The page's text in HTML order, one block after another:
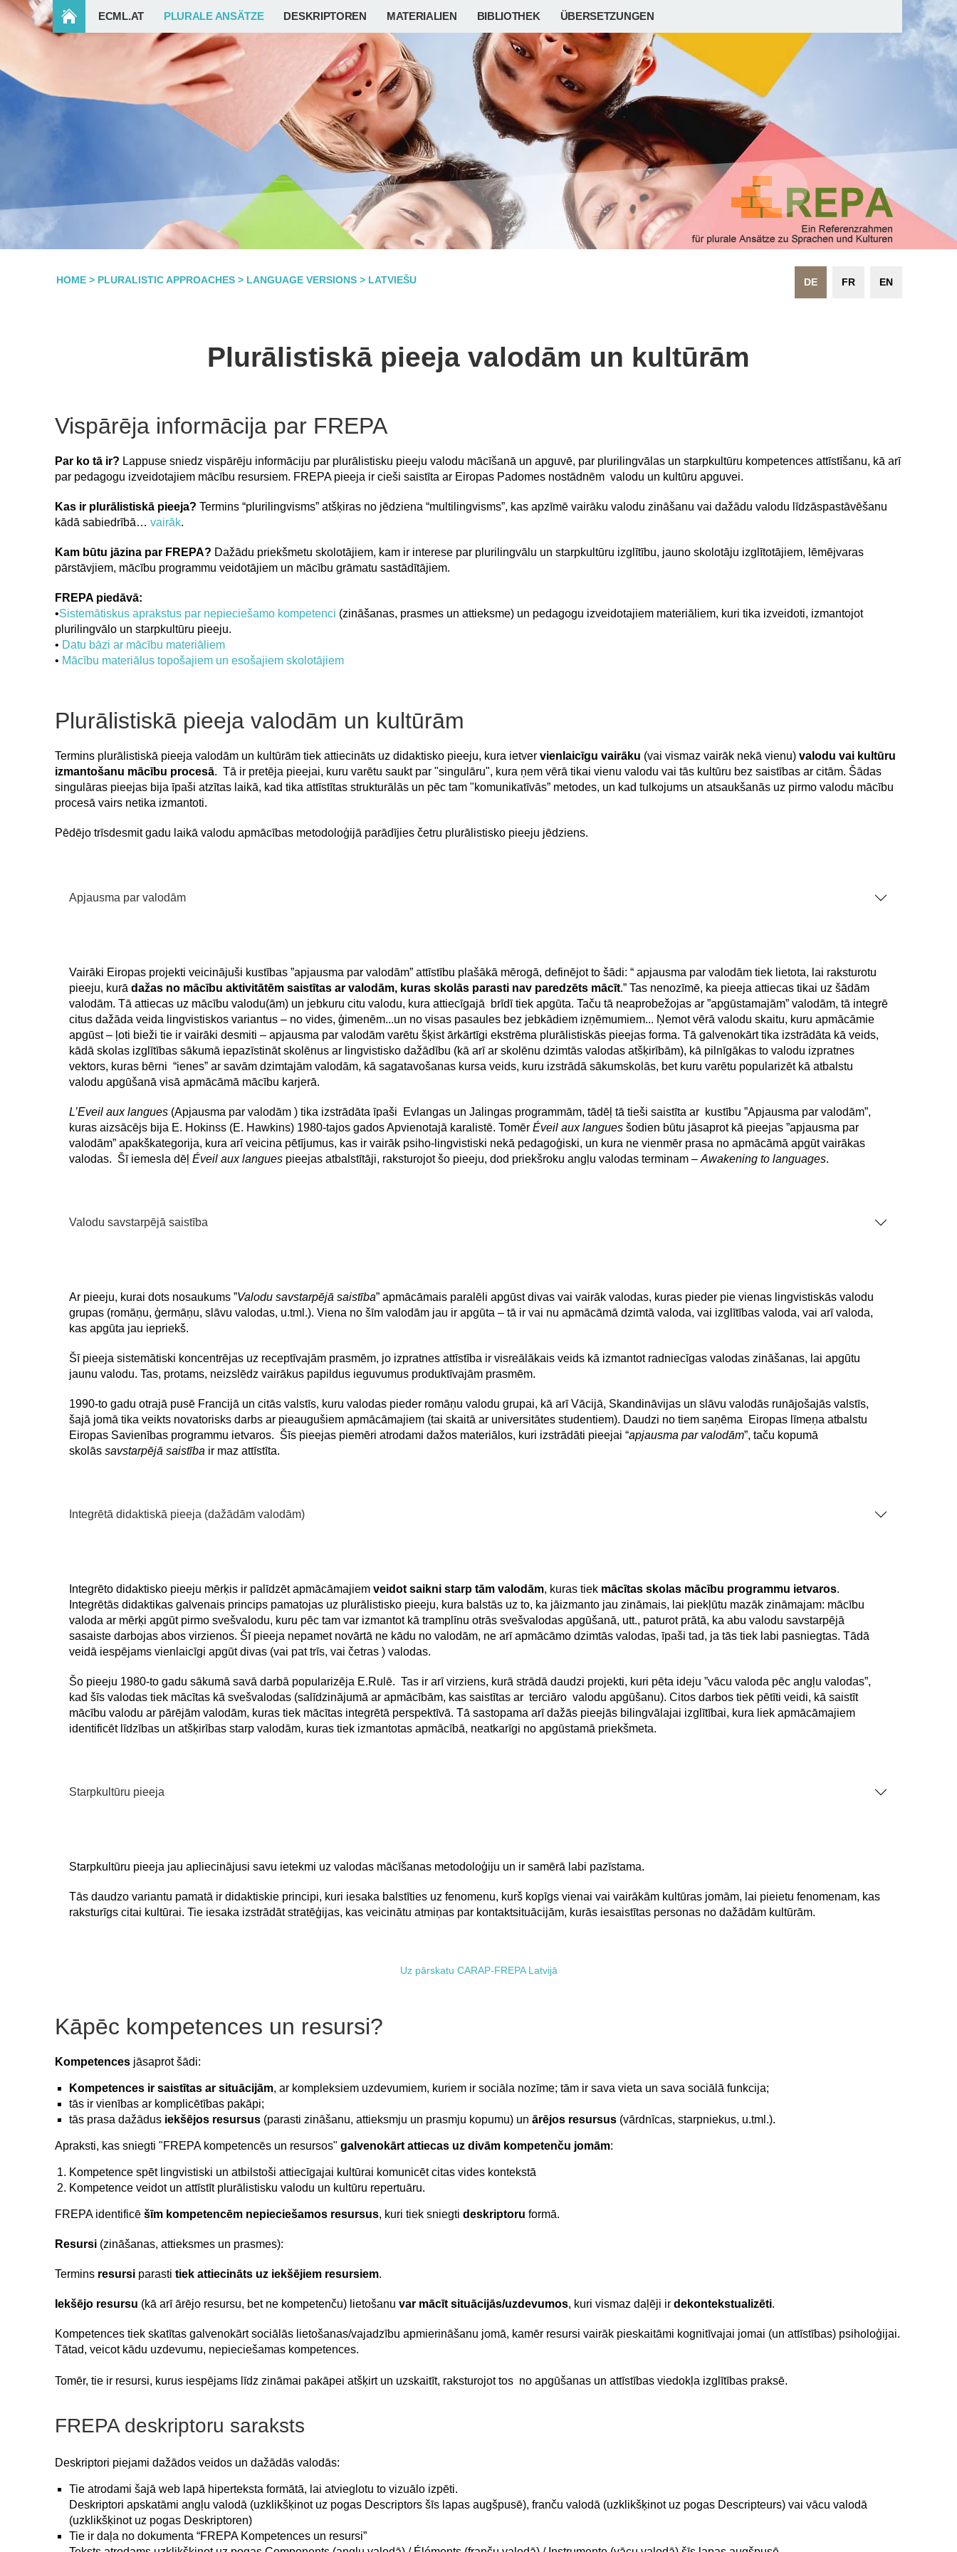
ECML.AT PLURALE ANSÄTZE DESKRIPTOREN MATERIALIEN BIBLIOTHEK ÜBERSETZUNGEN
EN
FR
DE
HOME > PLURALISTIC APPROACHES > LANGUAGE VERSIONS > LATVIEŠU
Plurālistiskā pieeja valodām un kultūrām
Vispārēja informācija par FREPA
Par ko tā ir? Lappuse sniedz vispārēju informāciju par plurālistisku pieeju valodu mācīšanā un apguvē, par plurilingvālas un starpkultūru kompetences attīstīšanu, kā arī
par pedagogu izveidotajiem mācību resursiem. FREPA pieeja ir cieši saistīta ar Eiropas Padomes nostādnēm valodu un kultūru apguvei.
Kas ir plurā listiskā pieeja? Termins “plurilingvisms” atšķiras no jēdziena “multilingvisms”, kas apzīmē vairāku valodu zināšanu vai dažādu valodu līdzāspastāvēšanu
kādā sabiedrībā… vairāk.
Kam būtu jāzina par FREPA? Dažādu priekšmetu skolotājiem, kam ir interese par plurilingvālu un starpkultūru izglītību, jauno skolotāju izglītotājiem, lēmējvaras
pārstāvjiem, mācību programmu veidotājiem un mācību grāmatu sastādītājiem.
FREPA piedāvā:
•Sistemātiskus aprakstus par nepieciešamo kompetenci (zināšanas, prasmes un attieksme) un pedagogu izveidotajiem materiāliem, kuri tika izveidoti, izmantojot
plurilingvālo un starpkultūru pieeju.
• Datu bāzi ar mācību materiāliem
• Mācību materiālus topošajiem un esošajiem skolotājiem
Plurālistiskā pieeja valodām un kultūrām
Termins plurālistiskā pieeja valodām un kultūrām tiek attiecināts uz didaktisko pieeju, kura ietver vienlaicīgu vairāku (vai vismaz vairāk nekā vienu) valodu vai kultūru
izmantošanu mācību procesā. Tā ir pretēja pieejai, kuru varētu saukt par "singulāru", kura ņem vērā tikai vienu valodu vai tās kultūru bez saistības ar citām. Šādas
singulāras pieejas bija īpaši atzītas laikā, kad tika attīstītas strukturālās un pēc tam "komunikatīvās” metodes, un kad tulkojums un atsaukšanās uz pirmo valodu mācību
procesā vairs netika izmantoti.
Pēdējo trīsdesmit gadu laikā valodu apmācības metodoloģijā parādījies četru plurālistisko pieeju jēdziens.
Apjausma par valodām
Vairāki Eiropas projekti veicinājuši kustības ”apjausma par valodām” attīstību plašākā mērogā, definējot to šādi: “ apjausma par valodām tiek lietota, lai raksturotu
pieeju, kurā dažas no mācību aktivitātēm saistītas ar valodām, kuras skolās parasti nav paredzēts mācīt.” Tas nenozīmē, ka pieeja attiecas tikai uz šādām
valodām. Tā attiecas uz mācību valodu(ām) un jebkuru citu valodu, kura attiecīgajā brīdī tiek apgūta. Taču tā neaprobežojas ar ”apgūstamajām” valodām, tā integrē
citus dažāda veida lingvistiskos variantus – no vides, ģimenēm...un no visas pasaules bez jebkādiem izņēmumiem... Ņemot vērā valodu skaitu, kuru apmācāmie
apgūst – ļoti bieži tie ir vairāki desmiti – apjausma par valodām varētu šķist ārkārtīgi ekstrēma plurālistiskās pieejas forma. Tā galvenokārt tika izstrādāta kā veids,
kādā skolas izglītības sākumā iepazīstināt skolēnus ar lingvistisko dažādību (kā arī ar skolēnu dzimtās valodas atšķirībām), kā pilnīgākas to valodu izpratnes
vektors, kuras bērni “ienes” ar savām dzimtajām valodām, kā sagatavošanas kursa veids, kuru izstrādā sākumskolās, bet kuru varētu popularizēt kā atbalstu
valodu apgūšanā visā apmācāmā mācību karjerā.
L’Eveil aux langues (Apjausma par valodām ) tika izstrādāta īpaši Evlangas un Jalingas programmām, tādēļ tā tieši saistīta ar kustību ”Apjausma par valodām”,
kuras aizsācējs bija E. Hokinss (E. Hawkins) 1980-tajos gados Apvienotajā karalistē. Tomēr Éveil aux langues šodien būtu jāsaprot kā pieejas ”apjausma par
valodām” apakškategorija, kura arī veicina pētījumus, kas ir vairāk psiho-lingvistiski nekā pedagoģiski, un kura ne vienmēr prasa no apmācāmā apgūt vairākas
valodas. Šī iemesla dēļ Éveil aux langues pieejas atbalstītāji, raksturojot šo pieeju, dod priekšroku angļu valodas terminam – Awakening to languages.
Valodu savstarpējā saistība
Ar pieeju, kurai dots nosaukums ”Valodu savstarpējā saistība” apmācāmais paralēli apgūst divas vai vairāk valodas, kuras pieder pie vienas lingvistiskās valodu
grupas (romāņu, ģermāņu, slāvu valodas, u.tml.). Viena no šīm valodām jau ir apgūta – tā ir vai nu apmācāmā dzimtā valoda, vai izglītības valoda, vai arī valoda,
kas apgūta jau iepriekš.
Šī pieeja sistemātiski koncentrējas uz receptīvajām prasmēm, jo izpratnes attīstība ir visreālākais veids kā izmantot radniecīgas valodas zināšanas, lai apgūtu
jaunu valodu. Tas, protams, neizslēdz vairākus papildus ieguvumus produktīvajām prasmēm.
1990-to gadu otrajā pusē Francijā un citās valstīs, kuru valodas pieder romāņu valodu grupai, kā arī Vācijā, Skandināvijas un slāvu valodās runājošajās valstīs,
šajā jomā tika veikts novatorisks darbs ar pieaugušiem apmācāmajiem (tai skaitā ar universitātes studentiem). Daudzi no tiem saņēma Eiropas līmeņa atbalstu
Eiropas Savienības programmu ietvaros. Šīs pieejas piemēri atrodami dažos materiālos, kuri izstrādāti pieejai “apjausma par valodām”, taču kopumā
skolās savstarpējā saistība ir maz attīstīta.
Integrētā didaktiskā pieeja (dažādām valodām)
Integrēto didaktisko pieeju mērķis ir palīdzēt apmācāmajiem veidot saikni starp tām valodām, kuras tiek mācītas skolas mācību programmu ietvaros.
Integrētās didaktikas galvenais princips pamatojas uz plurālistisko pieeju, kura balstās uz to, ka jāizmanto jau zināmais, lai piekļūtu mazāk zināmajam: mācību
valoda ar mērķi apgūt pirmo svešvalodu, kuru pēc tam var izmantot kā tramplīnu otrās svešvalodas apgūšanā, utt., paturot prātā, ka abu valodu savstarpējā
sasaiste darbojas abos virzienos. Šī pieeja nepamet novārtā ne kādu no valodām, ne arī apmācāmo dzimtās valodas, īpaši tad, ja tās tiek labi pasniegtas. Tādā
veidā iespējams vienlaicīgi apgūt divas (vai pat trīs, vai četras ) valodas.
Šo pieeju 1980-to gadu sākumā savā darbā popularizēja E.Rulē. Tas ir arī virziens, kurā strādā daudzi projekti, kuri pēta ideju ”vācu valoda pēc angļu valodas”,
kad šīs valodas tiek mācītas kā svešvalodas (salīdzinājumā ar apmācībām, kas saistītas ar terciāro valodu apgūšanu). Citos darbos tiek pētīti veidi, kā saistīt
mācību valodu ar pārējām valodām, kuras tiek mācītas integrētā perspektīvā. Tā sastopama arī dažās pieejās bilingvālajai izglītībai, kura liek apmācāmajiem
identificēt līdzības un atšķirības starp valodām, kuras tiek izmantotas apmācībā, neatkarīgi no apgūstamā priekšmeta.
Starpkultūru pieeja
Starpkultūru pieeja jau apliecinājusi savu ietekmi uz valodas mācīšanas metodoloģiju un ir samērā labi pazīstama.
Tās daudzo variantu pamatā ir didaktiskie principi, kuri iesaka balstīties uz fenomenu, kurš kopīgs vienai vai vairākām kultūras jomām, lai pieietu fenomenam, kas
raksturīgs citai kultūrai. Tie iesaka izstrādāt stratēģijas, kas veicinātu atmiņas par kontaktsituācijām, kurās iesaistītas personas no dažādām kultūrām.
Uz pārskatu CARAP-FREPA Latvijā
Kāpēc kompetences un resursi?
Kompetences jāsaprot šādi:
Kompetences ir saistītas ar situācijām, ar kompleksiem uzdevumiem, kuriem ir sociāla nozīme; tām ir sava vieta un sava sociālā funkcija;
tās ir vienības ar komplicētības pakāpi;
tās prasa dažādus iekšējos resursus (parasti zināšanu, attieksmju un prasmju kopumu) un ārējos resursus (vārdnīcas, starpniekus, u.tml.).
Apraksti, kas sniegti "FREPA kompetencēs un resursos" galvenokārt attiecas uz divām kompetenču jomām:
Kompetence spēt lingvistiski un atbilstoši attiecīgajai kultūrai komunicēt citas vides kontekstā
Kompetence veidot un attīstīt plurālistisku valodu un kultūru repertuāru.
FREPA identificē šīm kompetencēm nepieciešamos resursus, kuri tiek sniegti deskriptoru formā.
Resursi (zināšanas, attieksmes un prasmes):
Termins resursi parasti tiek attiecināts uz iekšējiem resursiem.
Iekšējo resursu (kā arī ārējo resursu, bet ne kompetenču) lietošanu var mācīt situācijās/uzdevumos, kuri vismaz daļēji ir dekontekstualizēti.
Kompetences tiek skatītas galvenokārt sociālās lietošanas/vajadzību apmierināšanu jomā, kamēr resursi vairāk pieskaitāmi kognitīvajai jomai (un attīstības) psiholoģijai.
Tātad, veicot kādu uzdevumu, nepieciešamas kompetences.
Tomēr, tie ir resursi, kurus iespējams līdz zināmai pakāpei atšķirt un uzskaitīt, raksturojot tos no apgūšanas un attīstības viedokļa izglītības praksē.
FREPA deskriptoru saraksts
Deskriptori piejami dažādos veidos un dažādās valodās:
Tie atrodami šajā web lapā hiperteksta formātā, lai atvieglotu to vizuālo izpēti.
Deskriptori apskatāmi angļu valodā (uzklikšķinot uz pogas Descriptors šīs lapas augšpusē), franču valodā (uzklikšķinot uz pogas Descripteurs) vai vācu valodā
(uzklikšķinot uz pogas Deskriptoren)
Tie ir daļa no dokumenta “FREPA Kompetences un resursi”